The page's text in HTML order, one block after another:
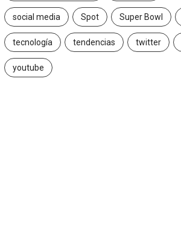
social media Spot Super Bowl
tecnología tendencias twitter
youtube